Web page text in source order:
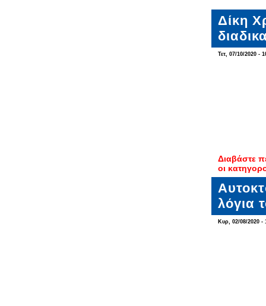
Δίκη
Τετ, 07/10/2020 -
Διαβάστε
οι
λόγια
Κυρ, 02/08/2020 -